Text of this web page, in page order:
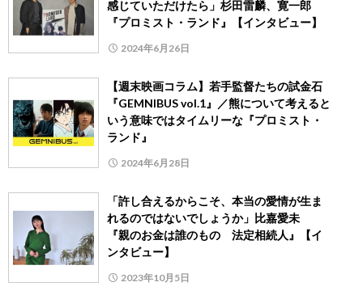
感じていただけたら」杉田雷麟、寛一郎
『プロミスト・ランド』【インタビュー】
2024年6月26日
【週末映画コラム】若手監督たちの試金石
『GEMNIBUS vol.1』／熊について考えると
いう意味ではタイムリーな『プロミスト・
ランド』
2024年6月28日
「許し合えるからこそ、本当の愛情が生ま
れるのではないでしょうか」比嘉愛未
『親のお金は誰のもの 法定相続人』【イ
ンタビュー】
2023年10月5日